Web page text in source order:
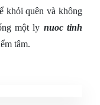
khỏi quên và không
một ly nuoc tinh
tâm.